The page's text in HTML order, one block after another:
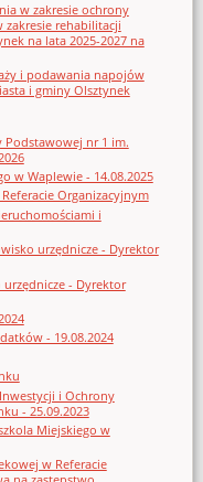
w zakresie ochrony
rehabilitacji
na lata 2025-2027 na
i podawania napojów
i gminy Olsztynek
Podstawowej nr 1 im.
w Waplewie - 14.08.2025
Organizacyjnym
i
urzędnicze - Dyrektor
- Dyrektor
- 19.08.2024
i Ochrony
- 25.09.2023
Miejskiego w
w Referacie